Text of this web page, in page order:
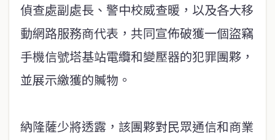
偵查處副處長、警中校威查暖，以及各大移
動網路服務商代表，共同宣佈破獲一個盜竊
手機信號塔基站電纜和變壓器的犯罪團夥，
並展示繳獲的贓物。
納隆薩少將透露，該團夥對民眾通信和商業